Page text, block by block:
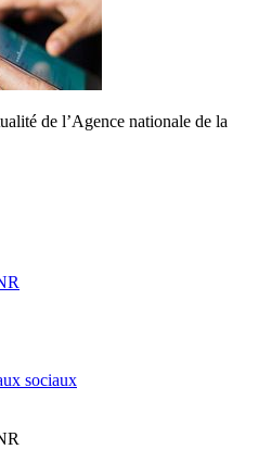
de l’Agence nationale de la
sociaux